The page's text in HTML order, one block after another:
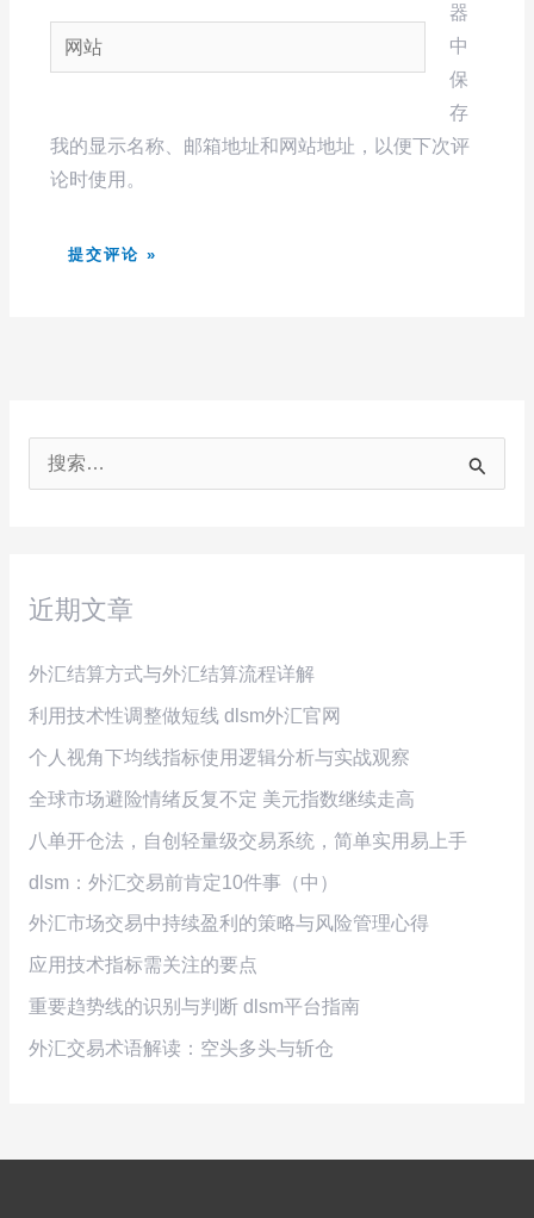
箱
*
网
站
器
中
保
存
我的显示名称、邮箱地址和网站地址，以便下次评
论时使用。
近期文章
外汇结算方式与外汇结算流程详解
利用技术性调整做短线 dlsm外汇官网
个人视角下均线指标使用逻辑分析与实战观察
全球市场避险情绪反复不定 美元指数继续走高
八单开仓法，自创轻量级交易系统，简单实用易上手
dlsm：外汇交易前肯定10件事（中）
外汇市场交易中持续盈利的策略与风险管理心得
应用技术指标需关注的要点
重要趋势线的识别与判断 dlsm平台指南
外汇交易术语解读：空头多头与斩仓